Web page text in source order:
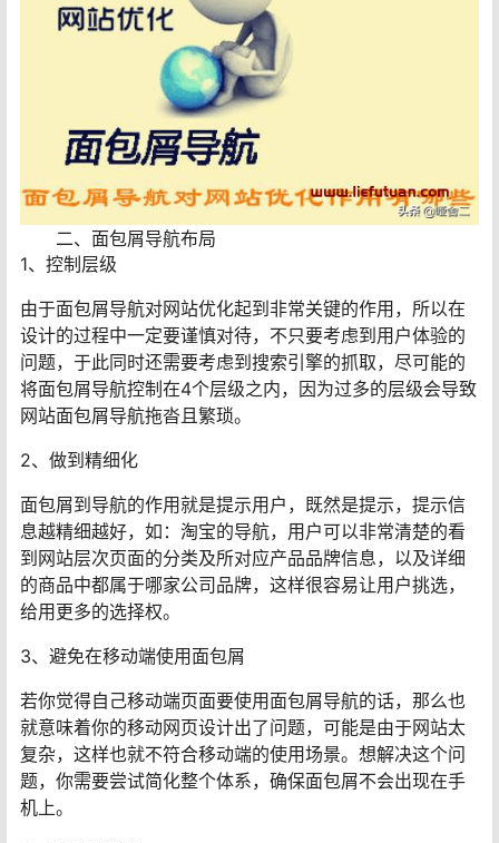
二、面包屑导航布局
1、控制层级
由于面包屑导航对网站优化起到非常关键的作用，所以在
设计的过程中一定要谨慎对待，不只要考虑到用户体验的
问题，于此同时还需要考虑到搜索引擎的抓取，尽可能的
将面包屑导航控制在4个层级之内，因为过多的层级会导致
网站面包屑导航拖沓且繁琐。
2、做到精细化
面包屑到导航的作用就是提示用户，既然是提示，提示信
息越精细越好，如：淘宝的导航，用户可以非常清楚的看
到网站层次页面的分类及所对应产品品牌信息，以及详细
的商品中都属于哪家公司品牌，这样很容易让用户挑选，
给用更多的选择权。
3、避免在移动端使用面包屑
若你觉得自己移动端页面要使用面包屑导航的话，那么也
就意味着你的移动网页设计出了问题，可能是由于网站太
复杂，这样也就不符合移动端的使用场景。想解决这个问
题，你需要尝试简化整个体系，确保面包屑不会出现在手
机上。